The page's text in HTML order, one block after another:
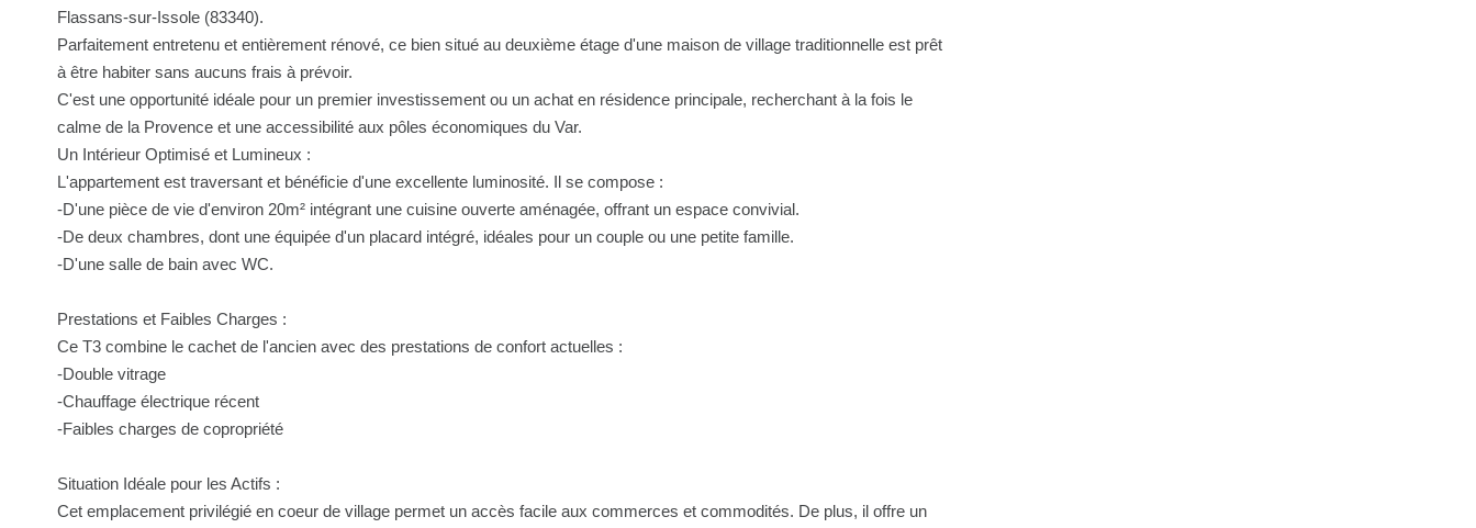
Flassans-sur-Issole (83340).
Parfaitement entretenu et entièrement rénové, ce bien situé au deuxième étage d'une maison de village traditionnelle est prêt
à être habiter sans aucuns frais à prévoir.
C'est une opportunité idéale pour un premier investissement ou un achat en résidence principale, recherchant à la fois le
calme de la Provence et une accessibilité aux pôles économiques du Var.
Un Intérieur Optimisé et Lumineux :
L'appartement est traversant et bénéficie d'une excellente luminosité. Il se compose :
-D'une pièce de vie d'environ 20m² intégrant une cuisine ouverte aménagée, offrant un espace convivial.
-De deux chambres, dont une équipée d'un placard intégré, idéales pour un couple ou une petite famille.
-D'une salle de bain avec WC.
Prestations et Faibles Charges :
Ce T3 combine le cachet de l'ancien avec des prestations de confort actuelles :
-Double vitrage
-Chauffage électrique récent
-Faibles charges de copropriété
Situation Idéale pour les Actifs :
Cet emplacement privilégié en coeur de village permet un accès facile aux commerces et commodités. De plus, il offre un